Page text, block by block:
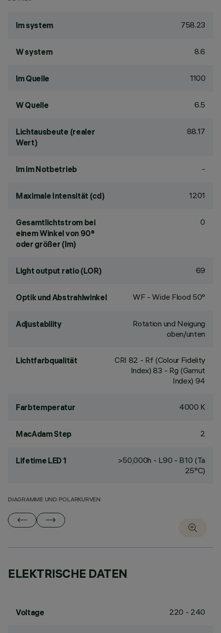
lm system 758.23
W system 8.6
lm Quelle 1100
W Quelle 6.5
Lichtausbeute (realer
Wert)
88.17
lm im Notbetrieb -
Maximale Intensität (cd) 1201
Gesamtlichtstrom bei
einem Winkel von 90°
oder größer (lm)
0
Light output ratio (LOR) 69
Optik und Abstrahlwinkel WF - Wide Flood 50°
Adjustability
Rotation und Neigung
oben/unten
Lichtfarbqualität CRI 82 - Rf (Colour Fidelity
Index) 83 - Rg (Gamut
Index) 94
Farbtemperatur 4000 K
MacAdam Step 2
Lifetime LED 1
>50,000h - L90 - B10 (Ta
25°C)
DIAGRAMME UND POLARKURVEN
ELEKTRISCHE DATEN
Voltage 220 - 240